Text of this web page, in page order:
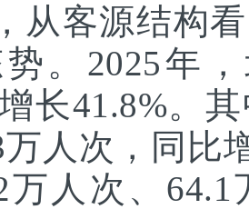
从客源结构
。2025年
长41.8%。
万人次，同比
万人次、